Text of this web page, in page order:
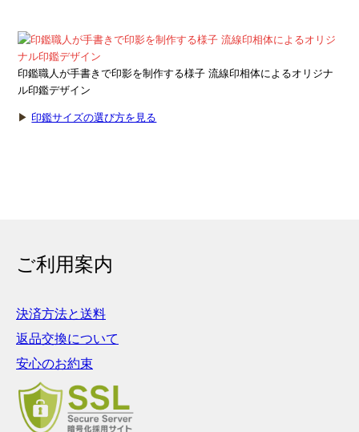
印鑑職人が手書きで印影を制作する様子 流線印相体によるオリジナ
ル印鑑デザイン
▶印鑑サイズの選び方を見る
ご利用案内
決済方法と送料
返品交換について
安心のお約束